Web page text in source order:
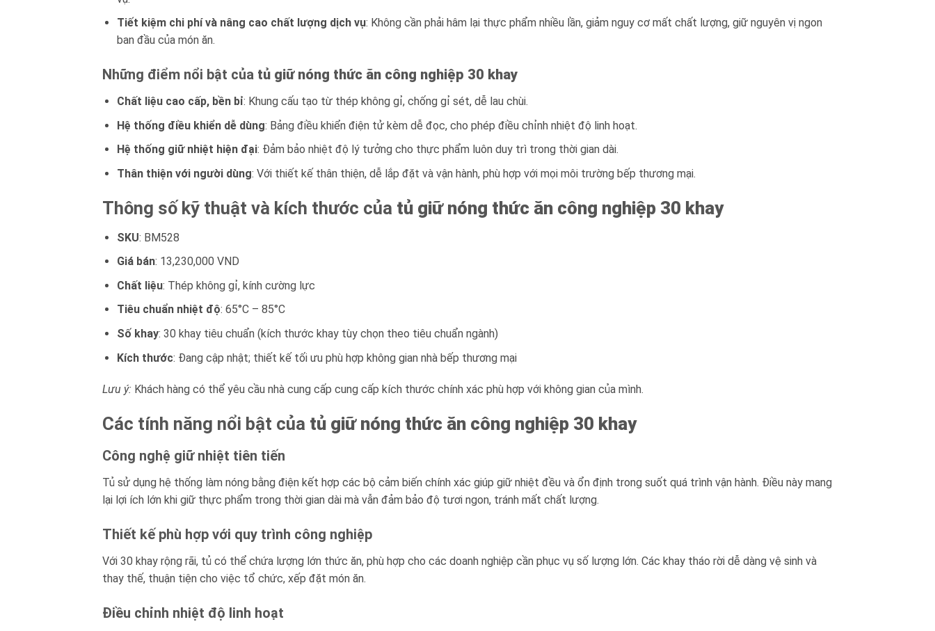
Tiết kiệm chi phí và nâng cao chất lượng dịch vụ: Không cần phải hâm lại thực phẩm nhiều lần, giảm nguy cơ mất chất lượng, giữ nguyên vị ngon
ban đầu của món ăn.
Những điểm nổi bật của tủ giữ nóng thức ăn công nghiệp 30 khay
Chất liệu cao cấp, bền bỉ: Khung cấu tạo từ thép không gỉ, chống gỉ sét, dễ lau chùi.
Hệ thống điều khiển dễ dùng: Bảng điều khiển điện tử kèm dễ đọc, cho phép điều chỉnh nhiệt độ linh hoạt.
Hệ thống giữ nhiệt hiện đại: Đảm bảo nhiệt độ lý tưởng cho thực phẩm luôn duy trì trong thời gian dài.
Thân thiện với người dùng: Với thiết kế thân thiện, dễ lắp đặt và vận hành, phù hợp với mọi môi trường bếp thương mại.
Thông số kỹ thuật và kích thước của tủ giữ nóng thức ăn công nghiệp 30 khay
SKU: BM528
Giá bán: 13,230,000 VND
Chất liệu: Thép không gỉ, kính cường lực
Tiêu chuẩn nhiệt độ: 65°C – 85°C
Số khay: 30 khay tiêu chuẩn (kích thước khay tùy chọn theo tiêu chuẩn ngành)
Kích thước: Đang cập nhật; thiết kế tối ưu phù hợp không gian nhà bếp thương mại
Lưu ý: Khách hàng có thể yêu cầu nhà cung cấp cung cấp kích thước chính xác phù hợp với không gian của mình.
Các tính năng nổi bật của tủ giữ nóng thức ăn công nghiệp 30 khay
Công nghệ giữ nhiệt tiên tiến
Tủ sử dụng hệ thống làm nóng bằng điện kết hợp các bộ cảm biến chính xác giúp giữ nhiệt đều và ổn định trong suốt quá trình vận hành. Điều này mang
lại lợi ích lớn khi giữ thực phẩm trong thời gian dài mà vẫn đảm bảo độ tươi ngon, tránh mất chất lượng.
Thiết kế phù hợp với quy trình công nghiệp
Với 30 khay rộng rãi, tủ có thể chứa lượng lớn thức ăn, phù hợp cho các doanh nghiệp cần phục vụ số lượng lớn. Các khay tháo rời dễ dàng vệ sinh và
thay thế, thuận tiện cho việc tổ chức, xếp đặt món ăn.
Điều chỉnh nhiệt độ linh hoạt